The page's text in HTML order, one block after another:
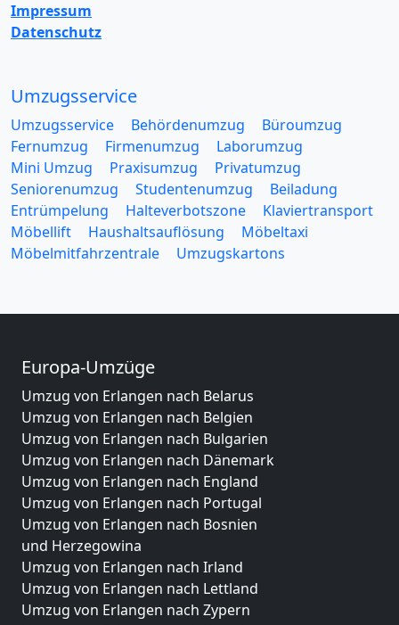
Impressum
Datenschutz
Umzugsservice
Umzugsservice Behördenumzug
Büroumzug
Fernumzug
Firmenumzug
Laborumzug
Mini Umzug
Praxisumzug
Privatumzug
Seniorenumzug
Studentenumzug
Beiladung
Entrümpelung
Halteverbotszone
Klaviertransport
Möbellift
Haushaltsauflösung
Möbeltaxi
Möbelmitfahrzentrale
Umzugskartons
Europa-Umzüge
Umzug von Erlangen nach Belarus
Umzug von Erlangen nach Belgien
Umzug von Erlangen nach Bulgarien
Umzug von Erlangen nach Dänemark
Umzug von Erlangen nach England
Umzug von Erlangen nach Portugal
Umzug von Erlangen nach Bosnien
und Herzegowina
Umzug von Erlangen nach Irland
Umzug von Erlangen nach Lettland
Umzug von Erlangen nach Zypern